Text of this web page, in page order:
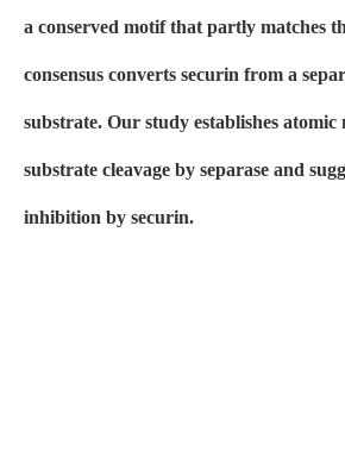
a conserved motif that partly matches
consensus converts securin from a
substrate. Our study establishes atomic
substrate cleavage by separase and
inhibition by securin.